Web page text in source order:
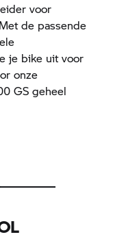
voor
de passende
je bike uit voor
onze
GS geheel